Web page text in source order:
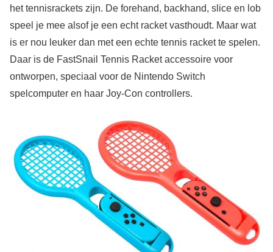
het tennisrackets zijn. De forehand, backhand, slice en lob
speel je mee alsof je een echt racket vasthoudt. Maar wat
is er nou leuker dan met een echte tennis racket te spelen.
Daar is de FastSnail Tennis Racket accessoire voor
ontworpen, speciaal voor de Nintendo Switch
spelcomputer en haar Joy-Con controllers.